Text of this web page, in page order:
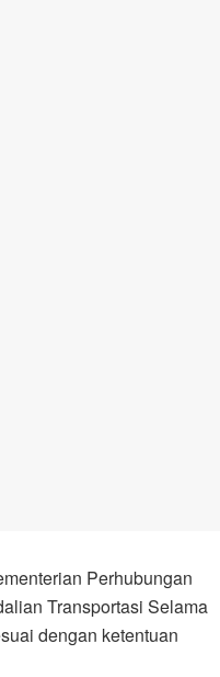
Perhubungan
Transportasi Selama
dengan ketentuan